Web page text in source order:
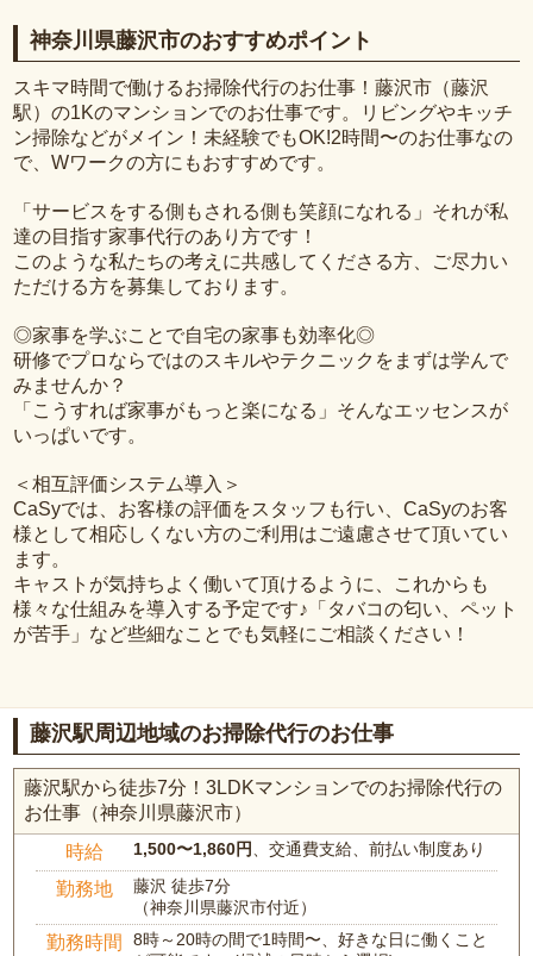
神奈川県藤沢市のおすすめポイント
スキマ時間で働けるお掃除代行のお仕事！藤沢市（藤沢
駅）の1Kのマンションでのお仕事です。リビングやキッチ
ン掃除などがメイン！未経験でもOK!2時間〜のお仕事なの
で、Wワークの方にもおすすめです。
「サービスをする側もされる側も笑顔になれる」それが私
達の目指す家事代行のあり方です！
このような私たちの考えに共感してくださる方、ご尽力い
ただける方を募集しております。
◎家事を学ぶことで自宅の家事も効率化◎
研修でプロならではのスキルやテクニックをまずは学んで
みませんか？
「こうすれば家事がもっと楽になる」そんなエッセンスが
いっぱいです。
＜相互評価システム導入＞
CaSyでは、お客様の評価をスタッフも行い、CaSyのお客
様として相応しくない方のご利用はご遠慮させて頂いてい
ます。
キャストが気持ちよく働いて頂けるように、これからも
様々な仕組みを導入する予定です♪「タバコの匂い、ペット
が苦手」など些細なことでも気軽にご相談ください！
藤沢駅周辺地域のお掃除代行のお仕事
藤沢駅から徒歩7分！3LDKマンションでのお掃除代行の
お仕事（神奈川県藤沢市）
時給 1,500〜1,860円、交通費支給、前払い制度あり
勤務地
藤沢 徒歩7分
（神奈川県藤沢市付近）
勤務時間
8時～20時の間で1時間〜、好きな日に働くこと